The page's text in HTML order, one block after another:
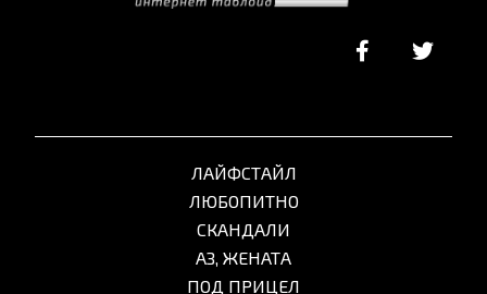
ЛАЙФСТАЙЛ
ЛЮБОПИТНО
СКАНДАЛИ
АЗ, ЖЕНАТА
ПОД ПРИЦЕЛ